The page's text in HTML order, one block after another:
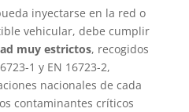
inyectarse en la red o
vehicular, debe cumplir
muy estrictos, recogidos
1 y EN 16723-2,
nacionales de cada
contaminantes críticos